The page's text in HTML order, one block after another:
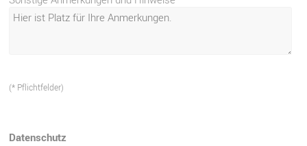
(* Pflichtfelder)
Datenschutz